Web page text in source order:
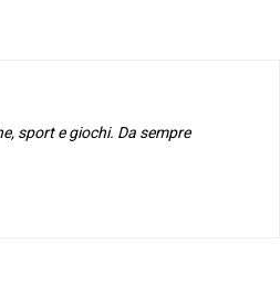
sport e giochi. Da sempre